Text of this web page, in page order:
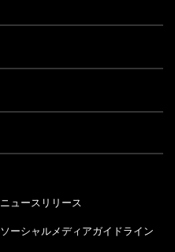
ニュースリリース
ソーシャルメディアガイドライン